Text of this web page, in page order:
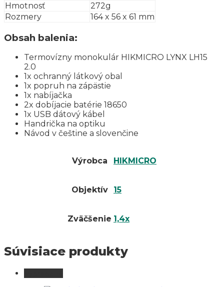
Hmotnosť
272g
Rozmery
164 x 56 x 61 mm
Obsah balenia:
Termovízny monokulár HIKMICRO LYNX LH15
2.0
1x ochranný látkový obal
1x popruh na zápästie
1x nabíjačka
2x dobíjacie batérie 18650
1x USB dátový kábel
Handrička na optiku
Návod v češtine a slovenčine
Výrobca HIKMICRO
Objektív 15
Zväčšenie 1,4x
Súvisiace produkty